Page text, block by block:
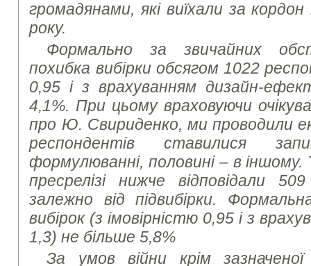
громадянами, які виїхали за
року.
Формально за звичайних
похибка вибірки обсягом 1022
0,95 і з врахуванням дизайн-
4,1%. При цьому враховуючи
про Ю. Свириденко, мипроводили
респондентів ставилися
формулюванні, половині – в
пресрелізі нижче відповідали
залежно від підвибірки.
вибірок (з імовірністю 0,95 і з
1,3) не більше 5,8%
За умов війни крім